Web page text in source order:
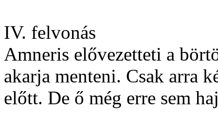
IV. felvonás
Amneris elővezetteti a
akarja menteni. Csak arra
előtt. De ő még erre sem